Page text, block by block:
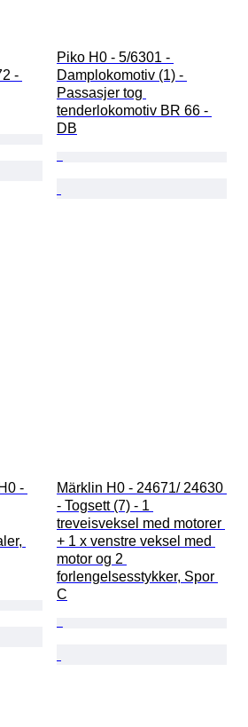
-
Piko H0 - 5/6301 -
Damplokomotiv (1) -
Passasjer tog
tenderlokomotiv BR 66 -
DB
-
Märklin H0 - 24671/ 24630
- Togsett (7) - 1
treveisveksel med motorer
+ 1 x venstre veksel med
motor og 2
forlengelsesstykker, Spor
C